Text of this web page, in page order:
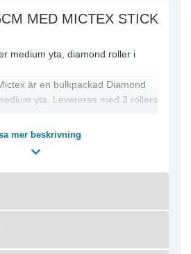
MED MICTEX STICK
medium yta, diamond roller i
är en bulkpackad Diamond
yta. Levereras med 3 rollers
best results.
mer beskrivning